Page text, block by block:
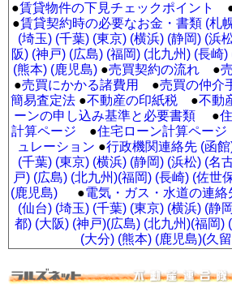
●賃貸物件の下見チェックポイント
●賃貸契約時の必要なお金・書類 (札
(埼玉) (千葉) (東京) (横浜) (静岡) (浜
阪) (神戸) (広島) (福岡) (北九州) (長崎)
(熊本) (鹿児島) ●売買契約の流れ ●
●売買にかかる諸費用 ●売買の仲介
簡易査定法 ●不動産の印紙税 ●不動
ーンの申し込み基準と必要書類 ●
計算ページ ●住宅ローン計算ページ
ュレーション ●行政機関連絡先 (函
(千葉) (東京) (横浜) (静岡) (浜松) (名
戸) (広島) (北九州)(福岡) (長崎) (佐世
(鹿児島) ●電気・ガス・水道の連絡
(仙台) (埼玉) (千葉) (東京) (横浜) (静
都) (大阪) (神戸)(広島) (北九州)(福岡)
(大分) (熊本) (鹿児島)(久